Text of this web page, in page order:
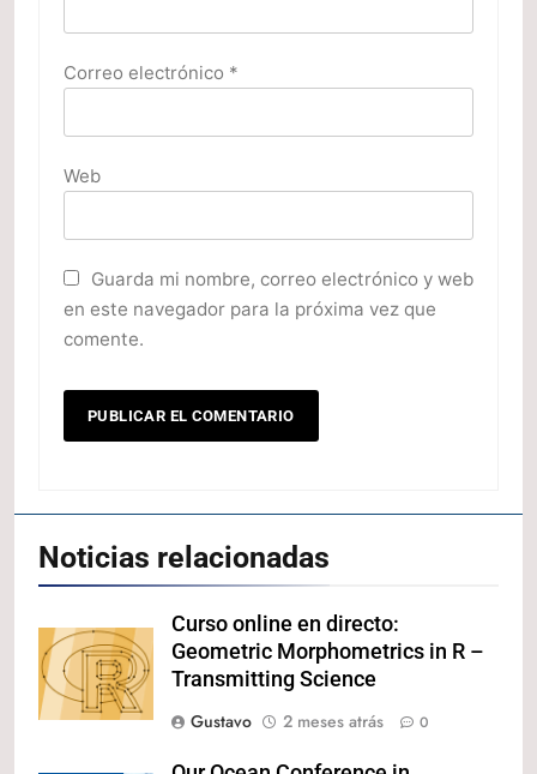
Correo electrónico *
Web
Guarda mi nombre, correo electrónico y web
en este navegador para la próxima vez que
comente.
Noticias relacionadas
Curso online en directo:
Geometric Morphometrics in R –
Transmitting Science
Gustavo
2 meses atrás 0